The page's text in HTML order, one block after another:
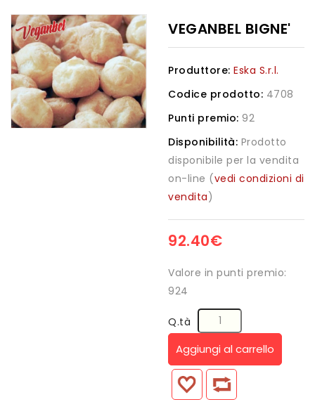
VEGANBEL BIGNE'
Produttore: Eska S.r.l.
Codice prodotto: 4708
Punti premio: 92
Disponibilità: Prodotto
disponibile per la vendita
on-line (vedi condizioni di
vendita)
92.40€
Valore in punti premio:
924
Q.tà
Aggiungi al carrello